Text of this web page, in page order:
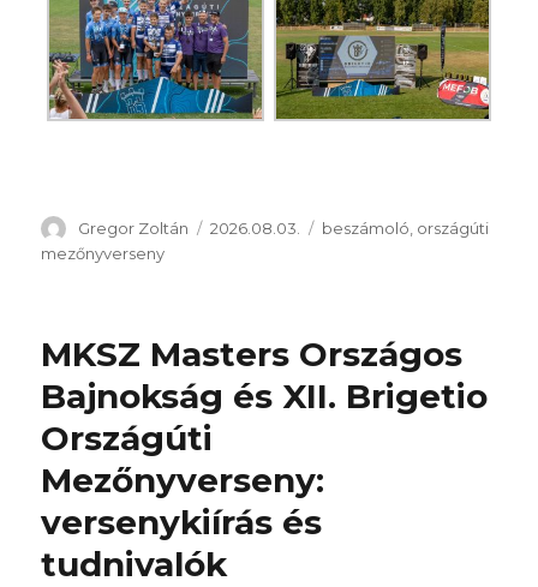
Szerző
Gregor Zoltán Közzétéve
2026.08.03. Kategória
beszámoló, országúti
mezőnyverseny
MKSZ Masters Országos
Bajnokság és XII. Brigetio
Országúti
Mezőnyverseny:
versenykiírás és
tudnivalók